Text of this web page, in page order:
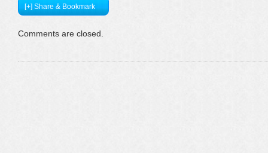
[+] Share & Bookmark
Comments are closed.